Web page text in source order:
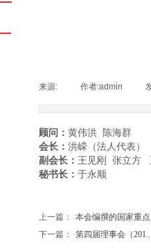
来源: 作者:admin
顾问： 黄伟洪 陈海群
会长： 洪嵘（法人代表）
副会长： 王见刚 张立方
秘书长： 于永顺
上一篇：
本会编撰的国家重
下一篇：
第四届理事会（